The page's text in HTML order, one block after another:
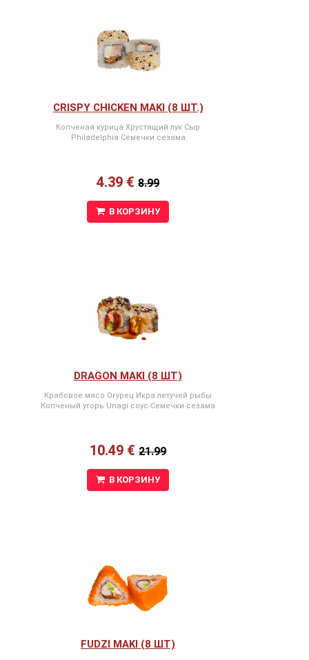
CRISPY CHICKEN MAKI (8 ШТ.)
Копченая курица Хрустящий лук Сыр
Philadelphia Семечки сезама
4.39 € 8.99
В КОРЗИНУ
DRAGON MAKI (8 ШТ)
Крабовое мясо Огурец Икра летучей рыбы
Копченый угорь Unagi соус Семечки сезама
10.49 € 21.99
В КОРЗИНУ
FUDZI MAKI (8 ШТ)